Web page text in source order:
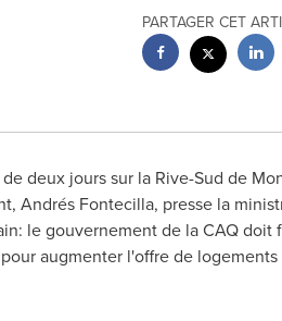
PARTAGER CET
deux jours sur la Rive-Sud de
Andrés Fontecilla, presse la
le gouvernement de la CAQ doit
augmenter l'offre de logements